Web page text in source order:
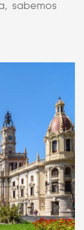
sabemos